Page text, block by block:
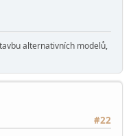
alternativních modelů,
#22